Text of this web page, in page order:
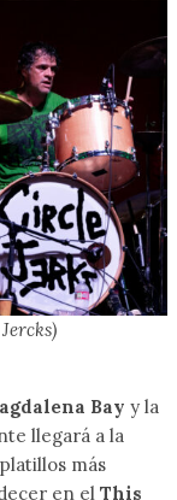
Bayy la
llegará a la
más
en el This